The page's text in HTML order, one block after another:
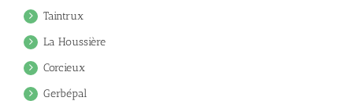
Taintrux
La Houssière
Corcieux
Gerbépal